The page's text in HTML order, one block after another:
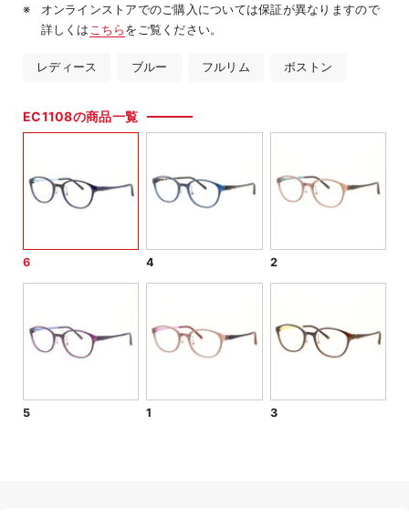
オンラインストアでのご購入については保証が異なりますので
詳しくは こちらをご覧ください。
レディース ブルー フルリム ボストン
EC1108の商品一覧
6 4 2
5 1 3